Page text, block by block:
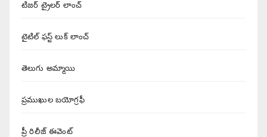
టిజర్ ట్రైలర్ లాంచ్
టైటిల్ ఫస్ట్ లుక్ లాంచ్
తెలుగు అమ్మాయి
ప్రముఖుల బయోగ్రఫీ
ప్రీ రిలీజ్ ఈవెంట్